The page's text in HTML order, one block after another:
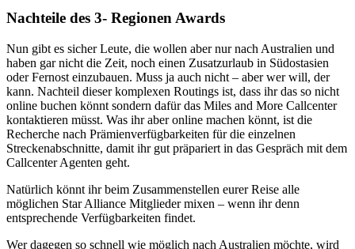
Nachteile des 3- Regionen Awards
Nun gibt es sicher Leute, die wollen aber nur nach Australien und
haben gar nicht die Zeit, noch einen Zusatzurlaub in Südostasien
oder Fernost einzubauen. Muss ja auch nicht – aber wer will, der
kann. Nachteil dieser komplexen Routings ist, dass ihr das so nicht
online buchen könnt sondern dafür das Miles and More Callcenter
kontaktieren müsst. Was ihr aber online machen könnt, ist die
Recherche nach Prämienverfügbarkeiten für die einzelnen
Streckenabschnitte, damit ihr gut präpariert in das Gespräch mit dem
Callcenter Agenten geht.
Natürlich könnt ihr beim Zusammenstellen eurer Reise alle
möglichen Star Alliance Mitglieder mixen – wenn ihr denn
entsprechende Verfügbarkeiten findet.
Wer dagegen so schnell wie möglich nach Australien möchte, wird